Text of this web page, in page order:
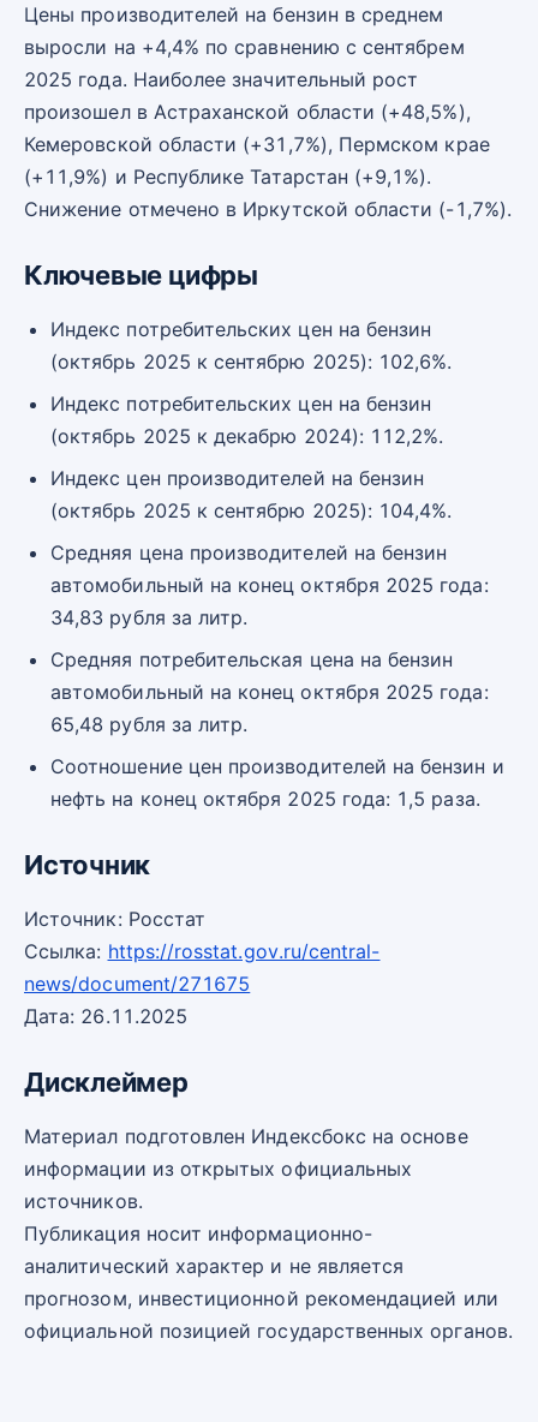
Цены производителей на бензин в среднем
выросли на +4,4% по сравнению с сентябрем
2025 года. Наиболее значительный рост
произошел в Астраханской области (+48,5%),
Кемеровской области (+31,7%), Пермском крае
(+11,9%) и Республике Татарстан (+9,1%).
Снижение отмечено в Иркутской области (-1,7%).
Ключевые цифры
Индекс потребительских цен на бензин
(октябрь 2025 к сентябрю 2025): 102,6%.
Индекс потребительских цен на бензин
(октябрь 2025 к декабрю 2024): 112,2%.
Индекс цен производителей на бензин
(октябрь 2025 к сентябрю 2025): 104,4%.
Средняя цена производителей на бензин
автомобильный на конец октября 2025 года:
34,83 рубля за литр.
Средняя потребительская цена на бензин
автомобильный на конец октября 2025 года:
65,48 рубля за литр.
Соотношение цен производителей на бензин и
нефть на конец октября 2025 года: 1,5 раза.
Источник
Источник: Росстат
Ссылка: https://rosstat.gov.ru/central-
news/document/271675
Дата: 26.11.2025
Дисклеймер
Материал подготовлен Индексбокс на основе
информации из открытых официальных
источников.
Публикация носит информационно-
аналитический характер и не является
прогнозом, инвестиционной рекомендацией или
официальной позицией государственных органов.